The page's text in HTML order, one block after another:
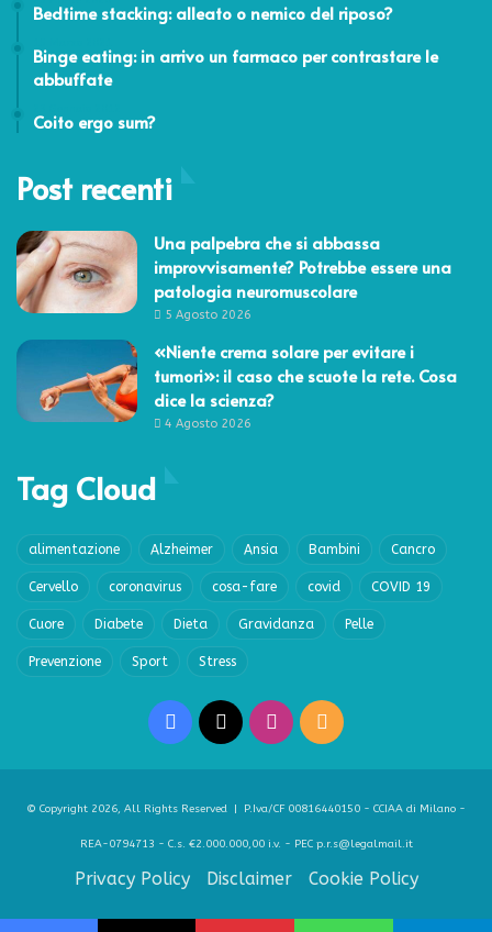
Bedtime stacking: alleato o nemico del riposo?
Binge eating: in arrivo un farmaco per contrastare le
abbuffate
Coito ergo sum?
Post recenti
Una palpebra che si abbassa
improvvisamente? Potrebbe essere una
patologia neuromuscolare
5 Agosto 2026
«Niente crema solare per evitare i
tumori»: il caso che scuote la rete. Cosa
dice la scienza?
4 Agosto 2026
Tag Cloud
alimentazione Alzheimer Ansia Bambini Cancro
Cervello coronavirus cosa-fare covid COVID 19
Cuore Diabete Dieta Gravidanza Pelle
Prevenzione Sport Stress
Facebook Instagram
RSS
© Copyright 2026, All Rights Reserved | P.Iva/CF 00816440150 - CCIAA di Milano -
REA-0794713 - C.s. €2.000.000,00 i.v. - PEC p.r.s@legalmail.it
Privacy Policy Disclaimer Cookie Policy